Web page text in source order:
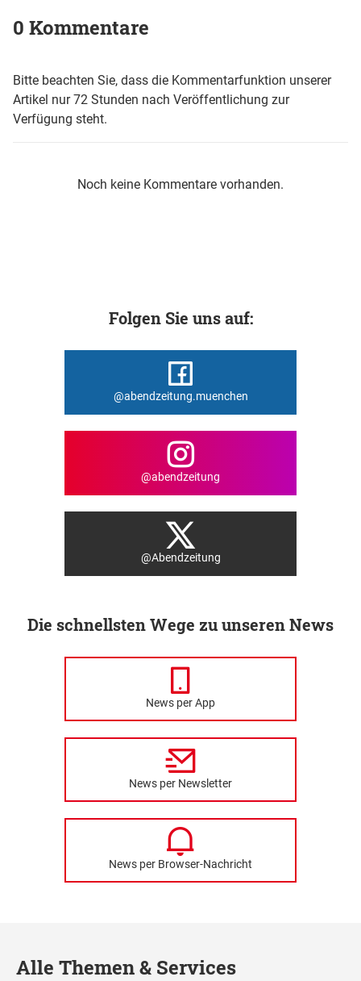
0 Kommentare
Bitte beachten Sie, dass die Kommentarfunktion unserer
Artikel nur 72 Stunden nach Veröffentlichung zur
Verfügung steht.
Noch keine Kommentare vorhanden.
Folgen Sie uns auf:
@abendzeitung.muenchen
@abendzeitung
@Abendzeitung
Die schnellsten Wege zu unseren News
News per App
News per Newsletter
News per Browser-Nachricht
Alle Themen & Services